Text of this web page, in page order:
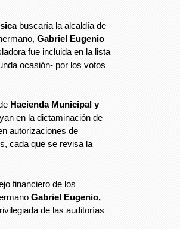
buscaría la alcaldía de
Gabriel Eugenio
fue incluida en la lista
ocasión- por los votos
Hacienda Municipal y
en la dictaminación de
autorizaciones de
cada que se revisa la
financiero de los
Gabriel Eugenio,
de las auditorías